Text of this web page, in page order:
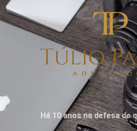
Há 10 anos na defesa de